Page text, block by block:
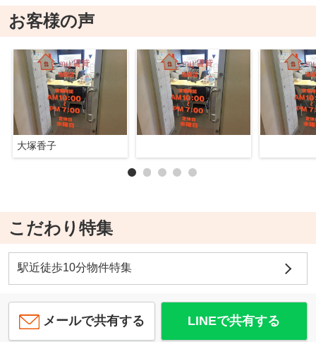
お客様の声
大塚香子
こだわり特集
駅近徒歩10分物件特集
メールで共有する LINEで共有する